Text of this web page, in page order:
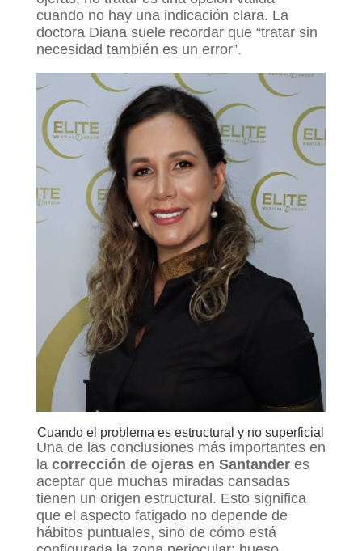
cuando no hay una indicación clara. La
doctora Diana suele recordar que “tratar sin
necesidad también es un error”.
Cuando el problema es estructural y no superficial
Una de las conclusiones más importantes en
la corrección de ojeras en Santanderes
aceptar que muchas miradas cansadas
tienen un origen estructural. Esto significa
que el aspecto fatigado no depende de
hábitos puntuales, sino de cómo está